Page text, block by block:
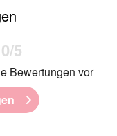
0/5
Bewertungen vor